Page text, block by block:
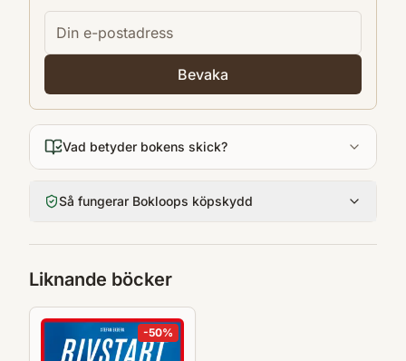
Bevaka
Vad betyder bokens skick?
Så fungerar Bokloops köpskydd
Liknande böcker
-50%